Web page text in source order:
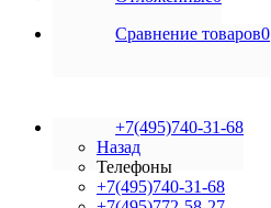
Сравнение товаров0
+7(495)740-31-68
Назад
Телефоны
+7(495)740-31-68